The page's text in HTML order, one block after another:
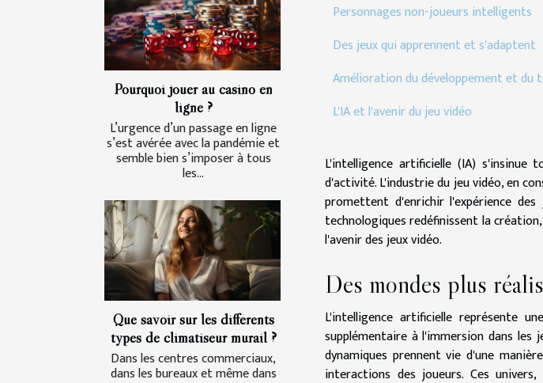
Pourquoi jouer au casino en
ligne ?
L’urgence d’un passage en ligne
s’est avérée avec la pandémie et
semble bien s’imposer à tous
les...
Que savoir sur les différents
types de climatiseur murail ?
Dans les centres commerciaux,
dans les bureaux et même dans
Personnages non-joueurs intelligents
Des jeux qui apprennent et s'adaptent
Amélioration du développement et du
L'IA et l'avenir du jeu vidéo
L'intelligence artificielle (IA) s'insinue
d'activité. L'industrie du jeu vidéo, en
promettent d'enrichir l'expérience
technologiques redéfinissent la
l'avenir des jeux vidéo.
Des mondes plus
L'intelligence artificielle représente
supplémentaire à l'immersion dans les
dynamiques prennent vie d'une
interactions des joueurs. Ces